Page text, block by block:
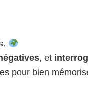
, et
pour bien